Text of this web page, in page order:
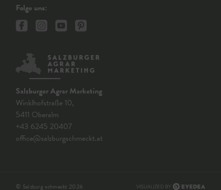
Folge uns:
Salzburger Agrar Marketing
Winklhofstraße 10,
5411 Oberalm
+43 6245 20407
office@salzburgschmeckt.at
© Salzburg schmeckt 2026